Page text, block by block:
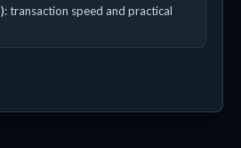
: transaction speed and practical